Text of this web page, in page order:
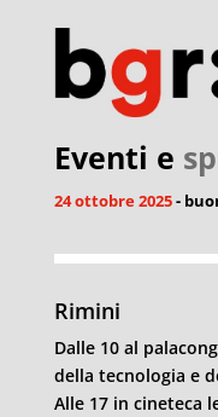
Eventi e
24 ottobre 2025-
Rimini
Dalle 10 al
della tecnologia e
Alle 17 in cineteca